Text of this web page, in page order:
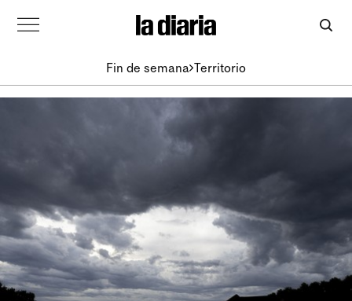
Fin de semana Territorio